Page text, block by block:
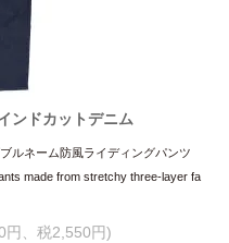
ンドカットデニム
ルネーム防風ライディングパンツ
made from stretchy three-layer fa
円、税2,550円)